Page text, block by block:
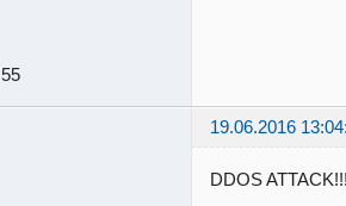
55
19.06.2016
DDOS